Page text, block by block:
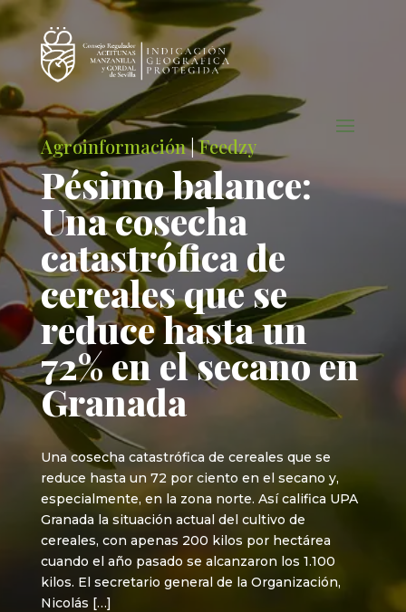
Agroinformación|Feedzy
Pésimo balance:
Una cosecha
catastrófica de
cereales que se
reduce hasta un
72% en el secano en
Granada
Una cosecha catastrófica de cereales que se
reduce hasta un 72 por ciento en el secano y,
especialmente, en la zona norte. Así califica UPA
Granada la situación actual del cultivo de
cereales, con apenas 200 kilos por hectárea
cuando el año pasado se alcanzaron los 1.100
kilos. El secretario general de la Organización,
Nicolás […]